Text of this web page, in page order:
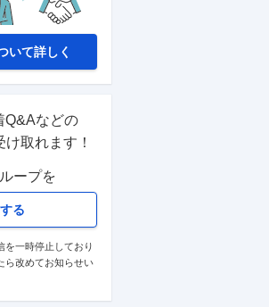
いて詳しく
Q&Aなどの
取れます！
ープを
る
一時停止しており
ら改めてお知らせい